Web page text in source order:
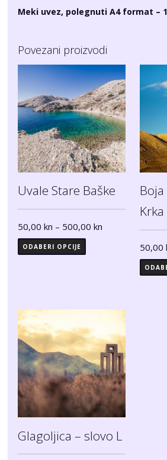
Meki uvez, polegnuti A4 format –
Povezani proizvodi
Uvale Stare Baške
50,00kn – 500,00kn
ODABERI OPCIJE
Krka
50,00
Glagoljica – slovo L